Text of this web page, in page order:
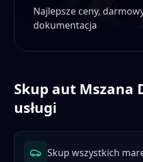
Najlepsze ceny,
dokumentacja
Skup aut Mszana
usługi
Skup wszystkich